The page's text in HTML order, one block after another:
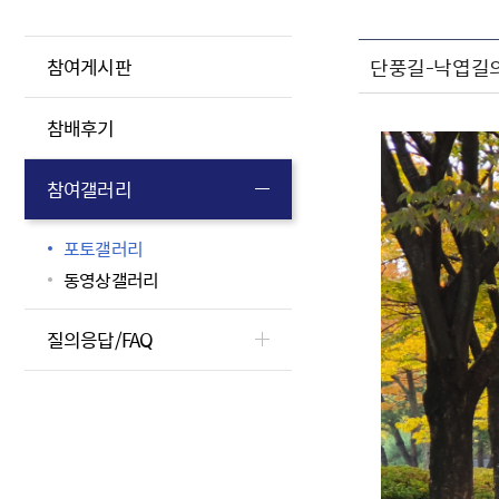
참여게시판
참배후기
참여갤러리
포토갤러리
동영상갤러리
질의응답/FAQ
단풍길-낙엽길